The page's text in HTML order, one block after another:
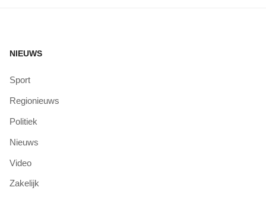
NIEUWS
Sport
Regionieuws
Politiek
Nieuws
Video
Zakelijk